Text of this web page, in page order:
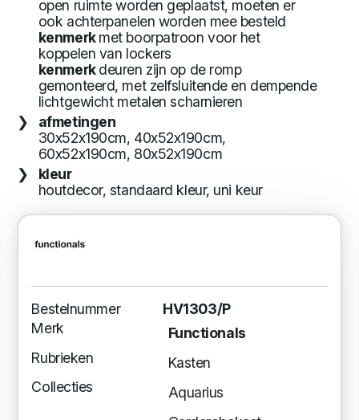
open ruimte worden geplaatst, moeten er
ook achterpanelen worden mee besteld
kenmerkmet boorpatroon voor het
koppelen van lockers
kenmerkdeuren zijn op de romp
gemonteerd, met zelfsluitende en dempende
lichtgewicht metalen scharnieren
afmetingen
30x52x190cm, 40x52x190cm,
60x52x190cm, 80x52x190cm
kleur
houtdecor, standaard kleur, uni keur
Bestelnummer
HV1303/P
Merk
Functionals
Rubrieken
Kasten
Collecties
Aquarius